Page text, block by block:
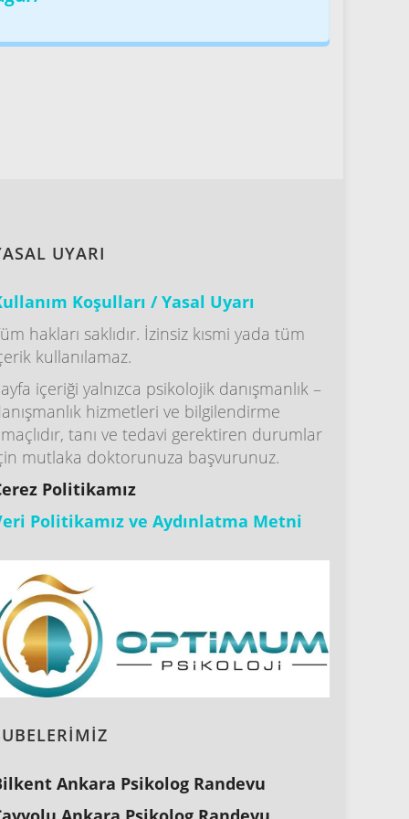
UYARI
Koşulları / Yasal Uyarı
hakları saklıdır. İzinsiz kısmi yada tüm
kullanılamaz.
içeriği yalnızca psikolojik danışmanlık –
hizmetleri ve bilgilendirme
tanı ve tedavi gerektiren durumlar
mutlaka doktorunuza başvurunuz.
Politikamız
Politikamız ve Aydınlatma Metni
Ankara Psikolog Randevu